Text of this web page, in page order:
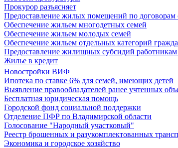
Прокурор разъясняет
Предоставление жилых помещений по договорам
Обеспечение жильем многодетных семей
Обеспечение жильем молодых семей
Обеспечение жильем отдельных категорий
Предоставление жилищных субсидий
Жилье в кредит
Новостройки ВИФ
Ипотека по ставке 6% для семей, имеющих детей
Выявление правообладателей ранее учтенных
Бесплатная юридическая помощь
Городской фонд социальной поддержки
Отделение ПФР по Владимирской области
Голосование "Народный участковый"
Реестр брошенных и разукомплектованных
Экономика и городское хозяйство